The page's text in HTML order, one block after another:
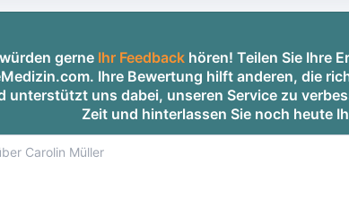
gerne Ihr Feedbackhören! Teilen Sie Ihre
Ihre Bewertung hilft anderen, die
unterstützt uns dabei, unseren Service zu
Zeit und hinterlassen Sie noch heute